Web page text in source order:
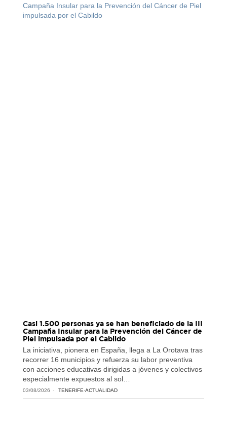
Casi 1.500 personas ya se han beneficiado de la III
Campaña Insular para la Prevención del Cáncer de
Piel impulsada por el Cabildo
La iniciativa, pionera en España, llega a La Orotava tras
recorrer 16 municipios y refuerza su labor preventiva
con acciones educativas dirigidas a jóvenes y colectivos
especialmente expuestos al sol…
03/08/2026 TENERIFE·ACTUALIDAD